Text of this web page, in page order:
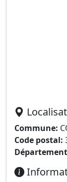
Commune:
Code postal: